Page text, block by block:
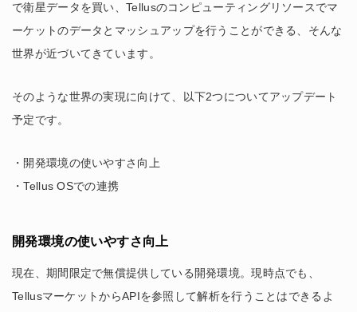
で衛星データを買い、Tellusのコンピューティングリソースでマ
ーケットのデータとマッシュアップを行うことができる、そんな
世界が近づいてきています。
そのような世界の実現に向けて、以下2つについてアップデート
予定です。
・開発環境の使いやすさ向上
・Tellus OSでの連携
開発環境の使いやすさ向上
現在、期間限定で無償提供している開発環境。現時点でも、
TellusマーケットからAPIを参照して解析を行うことはできるよ